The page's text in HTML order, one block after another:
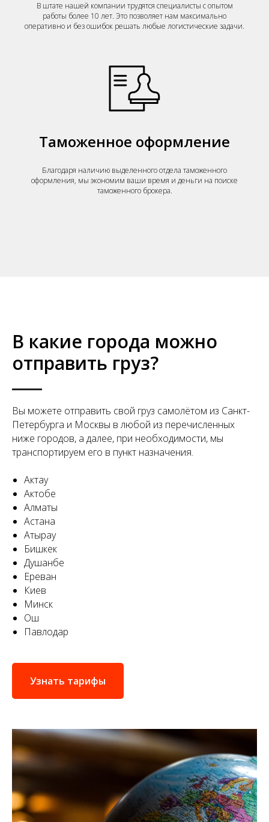
В штате нашей компании трудятся специалисты с опытом
работы более 10 лет. Это позволяет нам максимально
оперативно и без ошибок решать любые логистические задачи.
Таможенное оформление
Благодаря наличию выделенного отдела таможенного
оформления, мы экономим ваши время и деньги на поиске
таможенного брокера.
В какие города можно
отправить груз?
Вы можете отправить свой груз самолётом из Санкт-
Петербурга и Москвы в любой из перечисленных
ниже городов, а далее, при необходимости, мы
транспортируем его в пункт назначения.
Актау
Актобе
Алматы
Астана
Атырау
Бишкек
Душанбе
Ереван
Киев
Минск
Ош
Павлодар
Узнать тарифы